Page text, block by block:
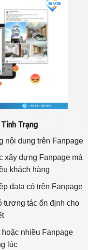
Trạng
dung trên Fanpage
xây dựng Fanpage mà
khách hàng
data có trên Fanpage
tương tác ổn định cho
nhiều Fanpage
lúc